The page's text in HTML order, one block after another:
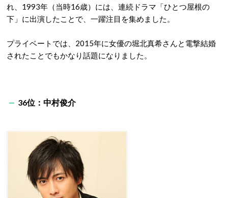
れ、1993年（当時16歳）には、連続ドラマ「ひとつ屋根の
下」に出演したことで、一躍注目を集めました。
プライベートでは、2015年に女優の堀北真希さんと電撃結婚
されたことでもかなり話題になりました。
36位：中村俊介